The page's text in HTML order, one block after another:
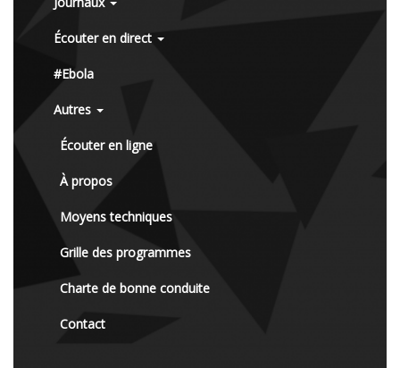
Écouter en direct
#Ebola
Autres
Écouter en ligne
À propos
Moyens techniques
Grille des programmes
Charte de bonne conduite
Contact